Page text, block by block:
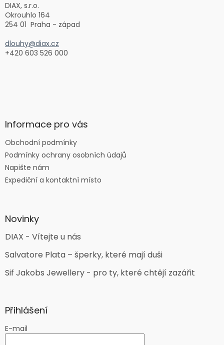
DIAX, s.r.o.
Okrouhlo 164
254 01 Praha - západ
dlouhy@diax.cz
+420 603 526 000
Informace pro vás
Obchodní podmínky
Podmínky ochrany osobních údajů
Napište nám
Expediční a kontaktní místo
Novinky
DIAX - Vítejte u nás
Salvatore Plata – šperky, které mají duši
Sif Jakobs Jewellery - pro ty, které chtějí zazářit
Přihlášení
E-mail